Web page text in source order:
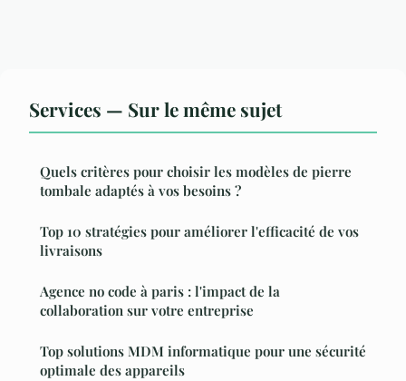
Services — Sur le même sujet
Quels critères pour choisir les modèles de pierre
tombale adaptés à vos besoins ?
Top 10 stratégies pour améliorer l'efficacité de vos
livraisons
Agence no code à paris : l'impact de la
collaboration sur votre entreprise
Top solutions MDM informatique pour une sécurité
optimale des appareils